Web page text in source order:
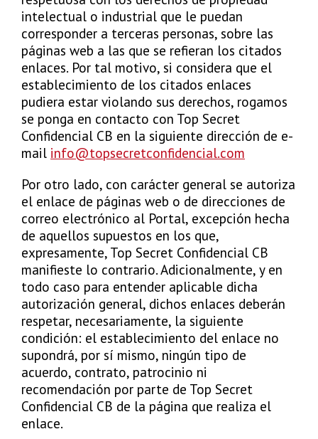
intelectual o industrial que le puedan
corresponder a terceras personas, sobre las
páginas web a las que se refieran los citados
enlaces. Por tal motivo, si considera que el
establecimiento de los citados enlaces
pudiera estar violando sus derechos, rogamos
se ponga en contacto con Top Secret
Confidencial CB en la siguiente dirección de e-
mail info@topsecretconfidencial.com
Por otro lado, con carácter general se autoriza
el enlace de páginas web o de direcciones de
correo electrónico al Portal, excepción hecha
de aquellos supuestos en los que,
expresamente, Top Secret Confidencial CB
manifieste lo contrario. Adicionalmente, y en
todo caso para entender aplicable dicha
autorización general, dichos enlaces deberán
respetar, necesariamente, la siguiente
condición: el establecimiento del enlace no
supondrá, por sí mismo, ningún tipo de
acuerdo, contrato, patrocinio ni
recomendación por parte de Top Secret
Confidencial CB de la página que realiza el
enlace.